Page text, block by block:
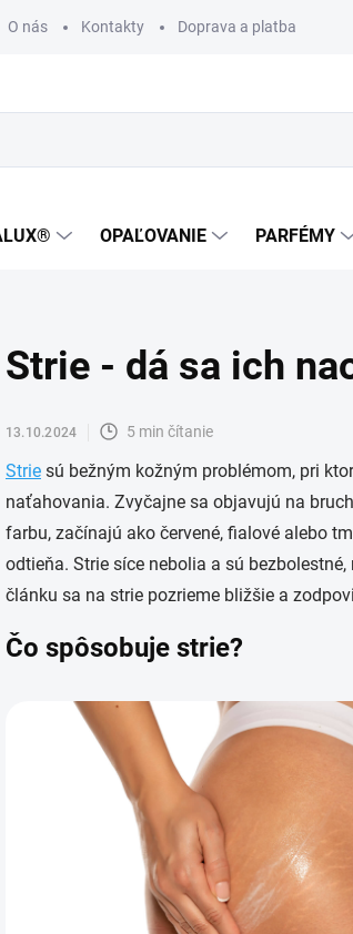
O nás Kontakty Doprava a platba
OPAĽOVANIE PARFÉMY
Strie - dá sa ich
13.10.2024 5 min čítanie
Strie sú bežným kožným problémom, pri
naťahovania. Zvyčajne sa objavujú na
farbu, začínajú ako červené, fialové alebo
odtieňa. Strie síce nebolia a sú
článku sa na strie pozrieme bližšie a
Čo spôsobuje strie?